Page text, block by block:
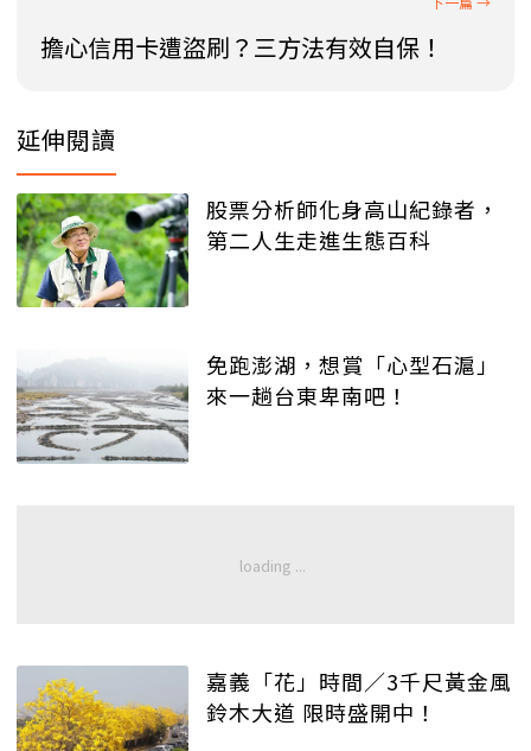
擔心信用卡遭盜刷？三方法有效自保！
延伸閱讀
股票分析師化身高山紀錄者，
第二人生走進生態百科
免跑澎湖，想賞「心型石滬」
來一趟台東卑南吧！
嘉義「花」時間／3千尺黃金風
鈴木大道 限時盛開中！